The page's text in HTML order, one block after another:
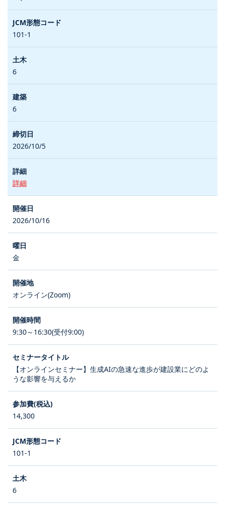
101-1
6
6
2026/10/5
詳細
2026/10/16
金
オンライン(Zoom)
9:30～16:30(受付9:00)
【オンラインセミナー】生成AIの急速な進歩が建設業にどのよ
うな影響を与えるか
14,300
101-1
6